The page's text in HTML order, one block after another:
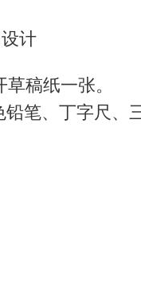
计
稿纸一张。
笔、丁字尺、